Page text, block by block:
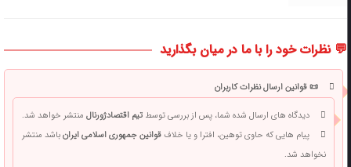
💬 نظرات خود را با ما در میان بگذارید
📜 قوانین ارسال نظرات کاربران
دیدگاه های ارسال شده شما، پس از بررسی توسطتیم اقتصادژورنالمنتشر خواهد شد.
پیام هایی که حاوی توهین، افترا و یا خلافقوانین جمهوری اسلامی ایرانباشد منتشر
نخواهد شد.